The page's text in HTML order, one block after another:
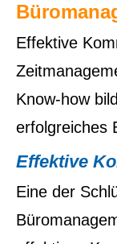
Effektive
Know-how
erfolgreiches
Effektive
Eine der